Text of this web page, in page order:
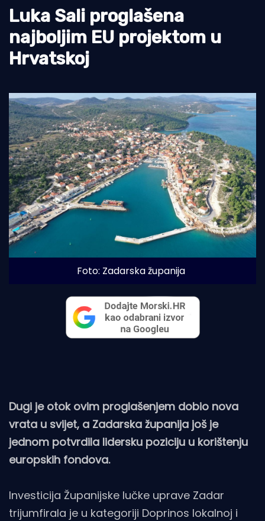
Pomorstvo
Ribolov
Ekologija
Luka Sali proglašena
najboljim EU projektom u
Hrvatskoj
Foto: Zadarska županija
Dugi je otok ovim proglašenjem dobio nova
vrata u svijet, a Zadarska županija još je
jednom potvrdila lidersku poziciju u korištenju
europskih fondova.
Investicija Županijske lučke uprave Zadar
trijumfirala je u kategoriji Doprinos lokalnoj i